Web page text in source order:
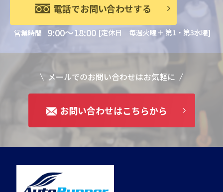
電話でお問い合わせする
営業時間 9:00～18:00 [定休日 毎週火曜＋ 第1・第3水曜]
メールでのお問い合わせはお気軽に
お問い合わせはこちらから